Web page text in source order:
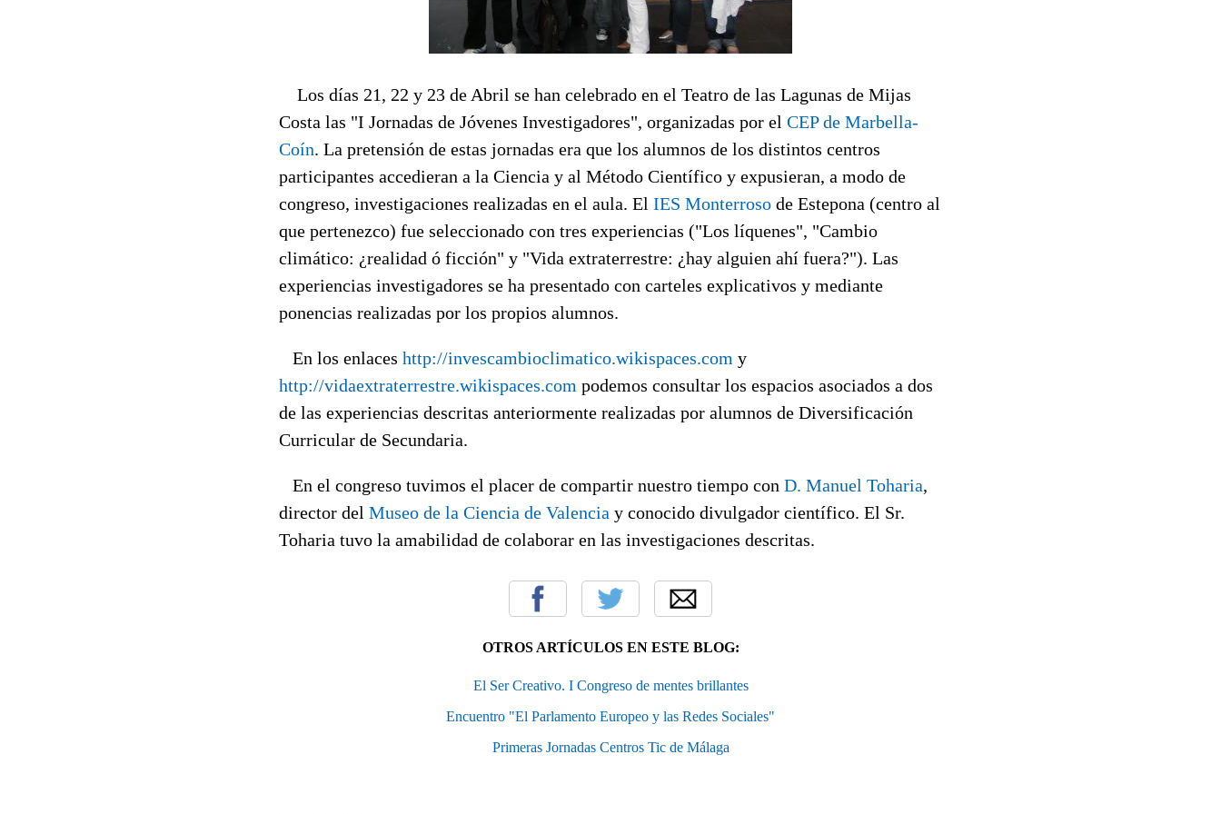
Los días 21, 22 y 23 de Abril se han celebrado en el Teatro de las Lagunas de Mijas
Costa las "I Jornadas de Jóvenes Investigadores", organizadas por el CEP de Marbella-
Coín. La pretensión de estas jornadas era que los alumnos de los distintos centros
participantes accedieran a la Ciencia y al Método Científico y expusieran, a modo de
congreso, investigaciones realizadas en el aula. El IES Monterroso de Estepona (centro al
que pertenezco) fue seleccionado con tres experiencias ("Los líquenes", "Cambio
climático: ¿realidad ó ficción" y "Vida extraterrestre: ¿hay alguien ahí fuera?"). Las
experiencias investigadores se ha presentado con carteles explicativos y mediante
ponencias realizadas por los propios alumnos.
En los enlaces http://invescambioclimatico.wikispaces.com y
http://vidaextraterrestre.wikispaces.com podemos consultar los espacios asociados a dos
de las experiencias descritas anteriormente realizadas por alumnos de Diversificación
Curricular de Secundaria.
En el congreso tuvimos el placer de compartir nuestro tiempo con D. Manuel Toharia,
director del Museo de la Ciencia de Valencia y conocido divulgador científico. El Sr.
Toharia tuvo la amabilidad de colaborar en las investigaciones descritas.
OTROS ARTÍCULOS EN ESTE BLOG:
El Ser Creativo. I Congreso de mentes brillantes
Encuentro "El Parlamento Europeo y las Redes Sociales"
Primeras Jornadas Centros Tic de Málaga